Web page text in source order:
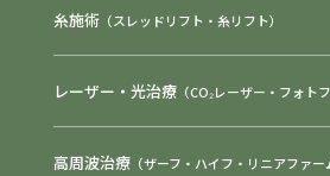
糸施術 （スレッドリフト・糸リフト）
レーザー・光治療 （CO₂レーザー・フォト
高周波治療 （ザーフ・ハイフ・リニアファー